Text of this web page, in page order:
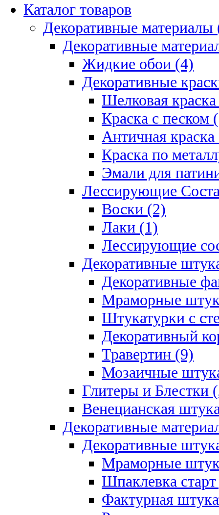
Каталог товаров
Декоративные материалы
Декоративные
Жидкие обои (4)
Декоративные
Шелковая
Краска с песком
Античная
Краска по
Эмали для
Лессирующие
Воски (2)
Лаки (1)
Лессирующие
Декоративные
Декоративные
Мраморные
Штукатурки с
Декоративный
Травертин (9)
Мозаичные
Глитеры и Блестки
Венецианская
Декоративные
Декоративные
Мраморные
Шпаклевка
Фактурная